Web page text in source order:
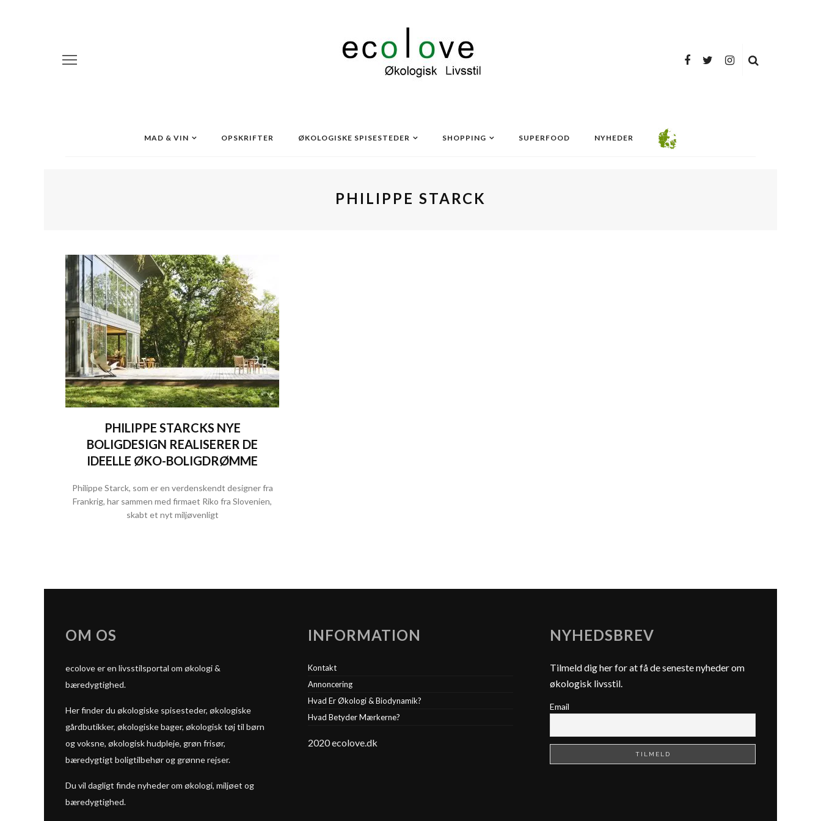
MAD & VIN OPSKRIFTER ØKOLOGISKE SPISESTEDER SHOPPING SUPERFOOD NYHEDER
PHILIPPE STARCK
PHILIPPE STARCKS NYE
BOLIGDESIGN REALISERER DE
IDEELLE ØKO-BOLIGDRØMME
Philippe Starck, som er en verdenskendt designer fra
Frankrig, har sammen med firmaet Riko fra Slovenien,
skabt et nyt miljøvenligt
OM OS
ecolove er en livsstilsportal om økologi &
bæredygtighed.
Her finder du økologiske spisesteder, økologiske
gårdbutikker, økologiske bager, økologisk tøj til børn
og voksne, økologisk hudpleje, grøn frisør,
bæredygtigt boligtilbehør og grønne rejser.
Du vil dagligt finde nyheder om økologi, miljøet og
bæredygtighed.
INFORMATION
Kontakt
Annoncering
Hvad Er Økologi & Biodynamik?
Hvad Betyder Mærkerne?
2020 ecolove.dk
NYHEDSBREV
Tilmeld dig her for at få de seneste nyheder om
økologisk livsstil.
Email